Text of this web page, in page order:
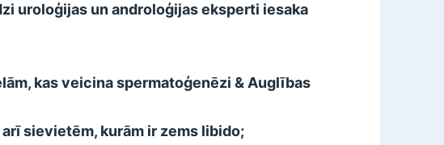
uroloģijas un androloģijas eksperti iesaka
kas veicina spermatoģenēzi & Auglības
sievietēm, kurām ir zems libido;